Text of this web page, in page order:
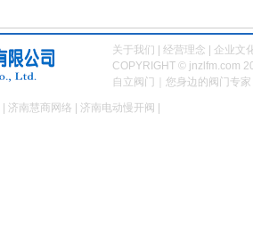
关于我们 经营理念
企业文
COPYRIGHT © jnzlfm.com
自立阀门｜您身边的阀门专
济南慧商网络 济南电动慢开阀